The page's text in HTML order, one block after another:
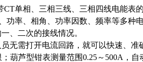
单相、三相三线、三相四线电能表
功率、相角、功率因数、频率等多种
、二次的接线情况。
无需打开电流回路，就可以快速、准
葫芦型钳表测量范围0.25～500A，